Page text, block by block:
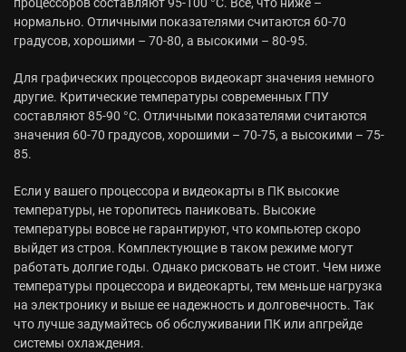
нормально. Отличными показателями считаются 60-70
градусов, хорошими – 70-80, а высокими – 80-95.
Для графических процессоров видеокарт значения немного
другие. Критические температуры современных ГПУ
составляют 85-90 °C. Отличными показателями считаются
значения 60-70 градусов, хорошими – 70-75, а высокими – 75-
85.
Если у вашего процессора и видеокарты в ПК высокие
температуры, не торопитесь паниковать. Высокие
температуры вовсе не гарантируют, что компьютер скоро
выйдет из строя. Комплектующие в таком режиме могут
работать долгие годы. Однако рисковать не стоит. Чем ниже
температуры процессора и видеокарты, тем меньше нагрузка
на электронику и выше ее надежность и долговечность. Так
что лучше задумайтесь об обслуживании ПК или апгрейде
системы охлаждения.